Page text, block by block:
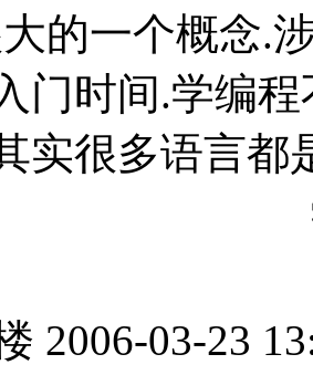
的一个概念.
门时间.学编
实很多语言都
2006-03-23